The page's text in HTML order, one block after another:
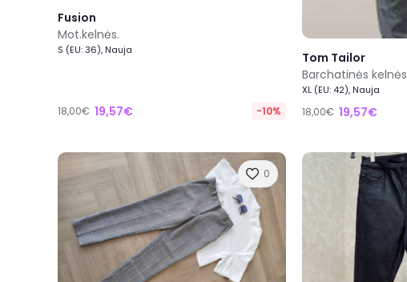
Fusion
Mot.kelnės.
S (EU: 36), Nauja
18,00€ 19,57€ -10%
Tom Tailor
Barchatinės kelnės
XL (EU: 42), Nauja
18,00€ 19,57€
0